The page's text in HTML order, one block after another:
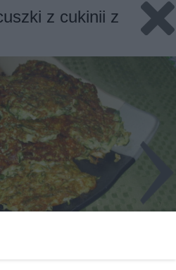
z cukinii z